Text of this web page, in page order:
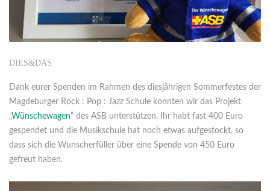
DIES&DAS
Dank eurer Spenden im Rahmen des diesjährigen Sommerfestes der
Magdeburger Rock : Pop : Jazz Schule konnten wir das Projekt
„Wünschewagen“ des ASB unterstützen. Ihr habt fast 400 Euro
gespendet und die Musikschule hat noch etwas aufgestockt, so
dass sich die Wunscherfüller über eine Spende von 450 Euro
gefreut haben.